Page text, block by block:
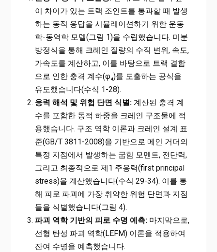
이 차이가 있는 트랙 조인트를 통과할 때 발생
하는 동적 응답을 시뮬레이션하기 위한 운동
학-동역학 모델(그림 1)을 수립했습니다. 미분
방정식을 통해 크레인 질량의 수직 변위, 속도,
가속도를 계산하고, 이를 바탕으로 트랙 결함
으로 인한 충격 계수(φ₄)를 도출하는 공식을
유도했습니다(수식 1-28).
응력 해석 및 위험 단면 식별:계산된 충격 계
수를 포함한 동적 하중을 크레인 구조물에 적
용했습니다. 구조 역학 이론과 크레인 설계 표
준(GB/T 3811-2008)을 기반으로 메인 거더의
특정 지점에서 발생하는 굽힘 모멘트, 전단력,
그리고 최종적으로 제1 주응력(first principal
stress)을 계산했습니다(수식 29-34). 이를 통
해 피로 파괴에 가장 취약한 위험 단면과 지점
들을 식별했습니다(그림 4).
파괴 역학 기반의 피로 수명 예측:마지막으로,
선형 탄성 파괴 역학(LEFM) 이론을 적용하여
잔여 수명을 예측했습니다.